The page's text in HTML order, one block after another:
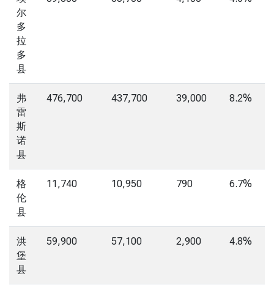
尔
多
拉
多
县
弗
雷
斯
诺
县
476,700 437,700 39,000 8.2%
格
伦
县
11,740 10,950 790 6.7%
洪
堡
县
59,900 57,100 2,900 4.8%